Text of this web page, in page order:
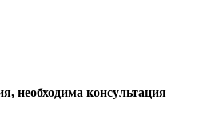
необходима консультация